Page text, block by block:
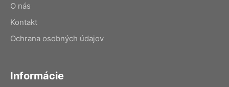
O nás
Kontakt
Ochrana osobných údajov
Informácie